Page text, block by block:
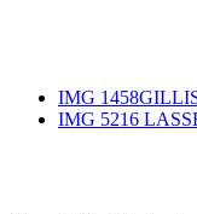
IMG
IMG 5216